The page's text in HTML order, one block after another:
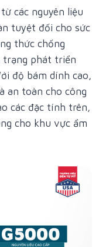
các nguyên liệu
tuyệt đối cho sức
thức chống
phát triển
độ bám dính cao,
an toàn cho công
các đặc tính trên,
cho khu vực ẩm